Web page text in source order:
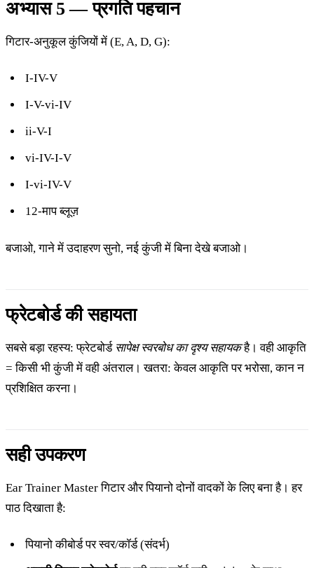
अभ्यास 5 — प्रगति पहचान
गिटार-अनुकूल कुंजियों में (E, A, D, G):
I-IV-V
I-V-vi-IV
ii-V-I
vi-IV-I-V
I-vi-IV-V
12-माप ब्लूज़
बजाओ, गाने में उदाहरण सुनो, नई कुंजी में बिना देखे बजाओ।
फ्रेटबोर्ड की सहायता
सबसे बड़ा रहस्य: फ्रेटबोर्ड सापेक्ष स्वरबोध का दृश्य सहायकहै। वही आकृति
= किसी भी कुंजी में वही अंतराल। खतरा: केवल आकृति पर भरोसा, कान न
प्रशिक्षित करना।
सही उपकरण
Ear Trainer Master गिटार और पियानो दोनों वादकों के लिए बना है। हर
पाठ दिखाता है:
पियानो कीबोर्ड पर स्वर/कॉर्ड (संदर्भ)